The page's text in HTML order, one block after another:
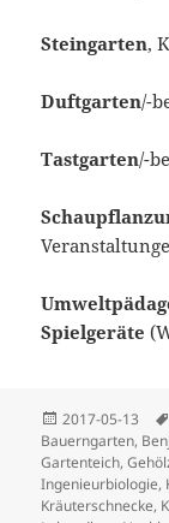
Steingarten,
Duftgarten/-
Tastgarten/-
Spielgeräte
Veröffentlicht
am
2017-05-13
Bauerngarten,
Gartenteich,
Ingenieurbiologie,
Kräuterschnecke,